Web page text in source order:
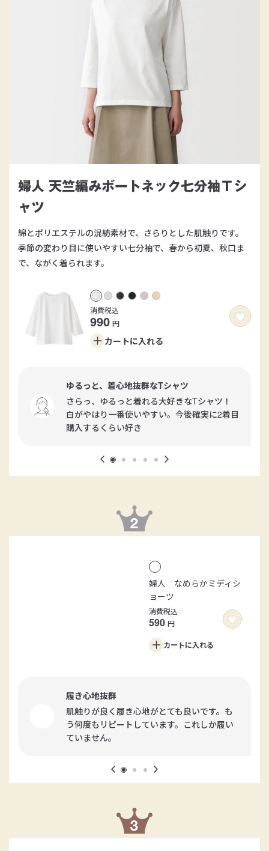
婦人 天竺編みボートネック七分袖Ｔシ
ャツ
綿とポリエステルの混紡素材で、さらりとした肌触りです。
季節の変わり目に使いやすい七分袖で、春から初夏、秋口ま
で、ながく着られます。
消費税込
990 円
カートに入れる
ゆるっと、着心地抜群なTシャツ
さらっ、ゆるっと着れる大好きなTシャツ！
白がやはり一番使いやすい。今後確実に2着目
購入するくらい好き
婦人 なめらかミディシ
ョーツ
消費税込
590 円
カートに入れる
履き心地抜群
肌触りが良く履き心地がとても良いです。も
う何度もリピートしています。これしか履い
ていません。